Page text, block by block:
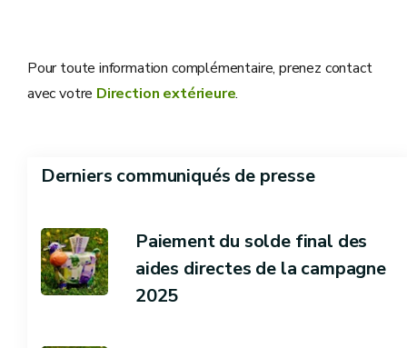
Pour toute information complémentaire, prenez contact
avec votre Direction extérieure.
Derniers communiqués de presse
Paiement du solde final des
aides directes de la campagne
2025